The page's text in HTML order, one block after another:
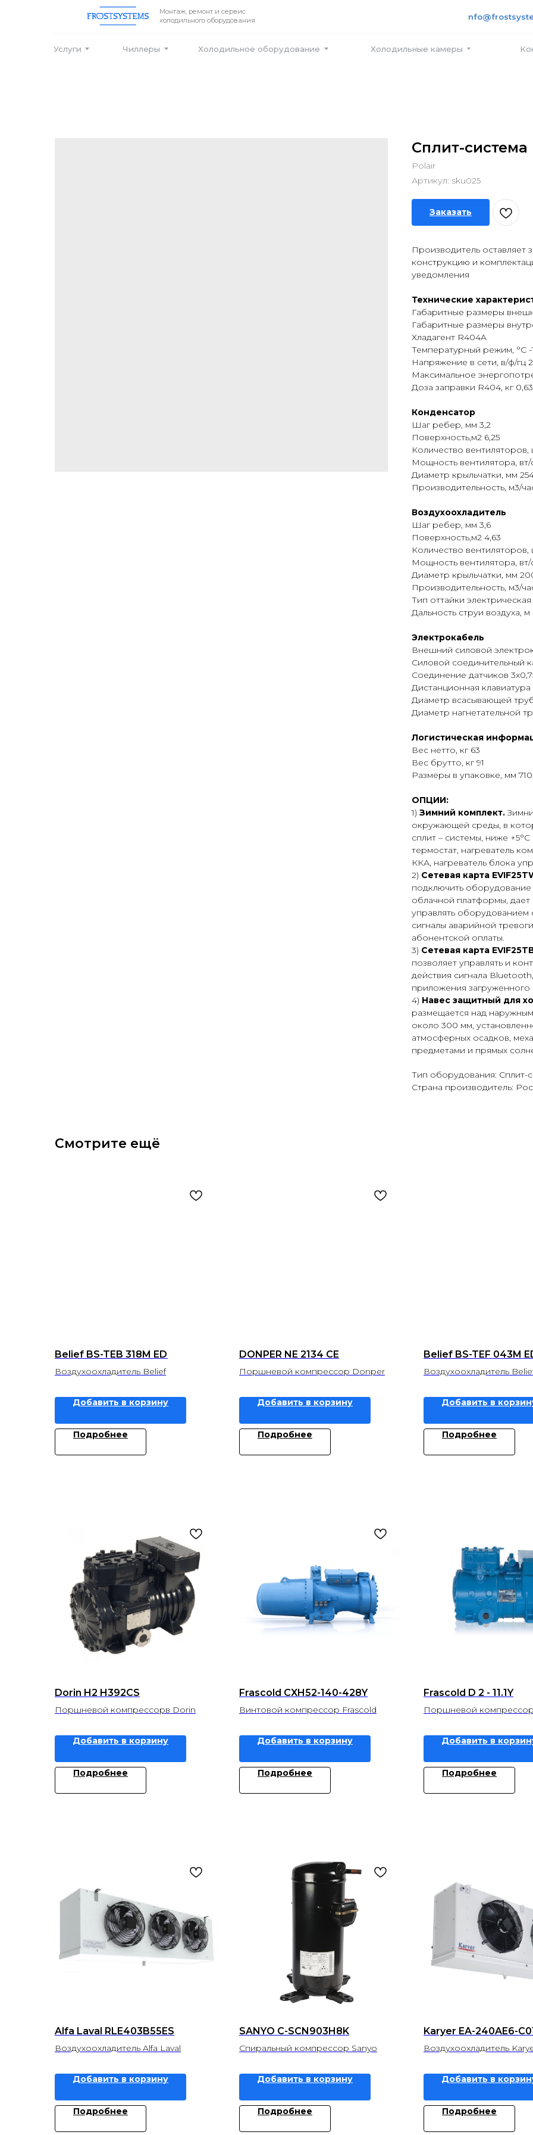
+7
info@frostsystems.ru
Монтаж, ремонт и сервис
холодильного оборудования
ПН-ПТ с
Сплит-система
Polair
Артикул: sku025
Заказать
Производитель оставляет
конструкцию и
уведомления
Технические
Габаритные размеры
Габаритные размеры
Хладагент R404A
Температурный режим, °С -
Напряжение в сети, в/ф/гц
Максимальное
Доза заправки R404, кг 0,63
Конденсатор
Шаг ребер, мм 3,2
Поверхность,м2 6,25
Количество вентиляторов,
Мощность вентилятора,
Диаметр крыльчатки, мм
Производительность, м3/
Воздухоохладитель
Шаг ребер, мм 3,6
Поверхность,м2 4,63
Количество вентиляторов,
Мощность вентилятора,
Диаметр крыльчатки, мм
Производительность, м3/
Тип оттайки электрическая
Дальность струи воздуха, м
Электрокабель
Внешний силовой
Силовой соединительный
Соединение датчиков
Дистанционная клавиатура
Диаметр всасывающей
Диаметр нагнетательной
Логистическая
Вес нетто, кг 63
Вес брутто, кг 91
Размеры в упаковке, мм
ОПЦИИ:
1) Зимний комплект.
окружающей среды, в
сплит – системы, ниже
термостат, нагреватель
ККА, нагреватель блока
2) Сетевая карта
подключить оборудование
облачной платформы,
управлять оборудованием
сигналы аварийной
абонентской оплаты.
3) Сетевая карта
позволяет управлять и
действия сигнала
приложения
4) Навес защитный для
размещается над
около 300 мм,
атмосферных осадков,
предметами и прямых
Тип оборудования: Сплит-
Страна производитель:
Смотрите ещё
Belief BS-TEB 318M ED
Воздухоохладитель Belief
Добавить в корзину
Подробнее
DONPER NE 2134 CE
Поршневой компрессор Donper
Добавить в корзину
Подробнее
Belief BS-TEF 043M
Воздухоохладитель
Добавить в
Подробнее
Dorin H2 H392CS
Поршневой компрессорв Dorin
Добавить в корзину
Подробнее
Frascold CXH52-140-428Y
Винтовой компрессор Frascold
Добавить в корзину
Подробнее
Frascold D 2 - 11.1Y
Поршневой компрессор
Добавить в
Подробнее
Alfa Laval RLE403B55ES
Воздухоохладитель Alfa Laval
Добавить в корзину
Подробнее
SANYO C-SCN903H8K
Спиральный компрессор Sanyo
Добавить в корзину
Подробнее
Karyer EA-240AE6-
Воздухоохладитель
Добавить в
Подробнее